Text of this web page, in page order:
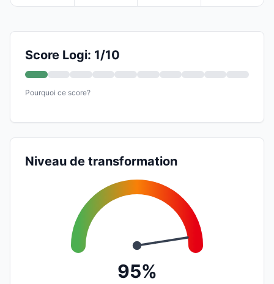
Score Logi: 1/10
Pourquoi ce score?
Niveau de transformation
95%